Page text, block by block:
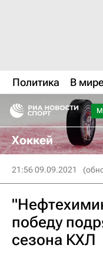
Политика В мире
Хоккей
21:56 09.09.2021
победу
сезона КХЛ